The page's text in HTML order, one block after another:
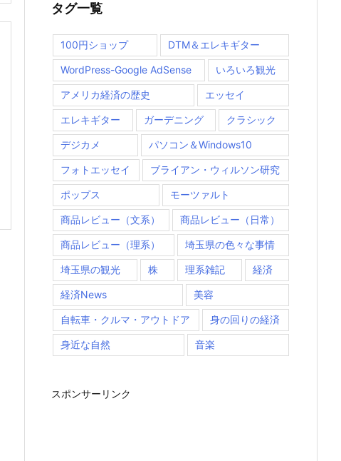
タグ一覧
100円ショップ DTM＆エレキギター
WordPress-Google AdSense いろいろ観光
アメリカ経済の歴史 エッセイ
エレキギター ガーデニング クラシック
デジカメ パソコン＆Windows10
フォトエッセイ ブライアン・ウィルソン研究
ポップス モーツァルト
商品レビュー（文系） 商品レビュー（日常）
商品レビュー（理系） 埼玉県の色々な事情
埼玉県の観光 株 理系雑記 経済
経済News 美容
自転車・クルマ・アウトドア 身の回りの経済
身近な自然 音楽
スポンサーリンク